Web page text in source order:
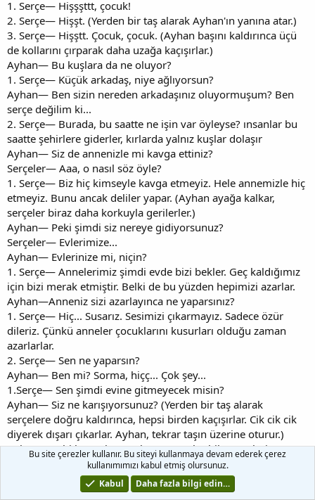
1. Serçe— Hişşşttt, çocuk!
2. Serçe— Hişşt. (Yerden bir taş alarak Ayhan'ın yanına atar.)
3. Serçe— Hişştt. Çocuk, çocuk. (Ayhan başını kaldırınca üçü
de kollarını çırparak daha uzağa kaçışırlar.)
Ayhan— Bu kuşlara da ne oluyor?
1. Serçe— Küçük arkadaş, niye ağlıyorsun?
Ayhan— Ben sizin nereden arkadaşınız oluyormuşum? Ben
serçe değilim ki...
2. Serçe— Burada, bu saatte ne işin var öyleyse? ınsanlar bu
saatte şehirlere giderler, kırlarda yalnız kuşlar dolaşır
Ayhan— Siz de annenizle mi kavga ettiniz?
Serçeler— Aaa, o nasıl söz öyle?
1. Serçe— Biz hiç kimseyle kavga etmeyiz. Hele annemizle hiç
etmeyiz. Bunu ancak deliler yapar. (Ayhan ayağa kalkar,
serçeler biraz daha korkuyla gerilerler.)
Ayhan— Peki şimdi siz nereye gidiyorsunuz?
Serçeler— Evlerimize...
Ayhan— Evlerinize mi, niçin?
1. Serçe— Annelerimiz şimdi evde bizi bekler. Geç kaldığımız
için bizi merak etmiştir. Belki de bu yüzden hepimizi azarlar.
Ayhan—Anneniz sizi azarlayınca ne yaparsınız?
1. Serçe— Hiç... Susarız. Sesimizi çıkarmayız. Sadece özür
dileriz. Çünkü anneler çocuklarını kusurları olduğu zaman
azarlarlar.
2. Serçe— Sen ne yaparsın?
Ayhan— Ben mi? Sorma, hiçç... Çok şey...
1.Serçe— Sen şimdi evine gitmeyecek misin?
Ayhan— Siz ne karışıyorsunuz? (Yerden bir taş alarak
serçelere doğru kaldırınca, hepsi birden kaçışırlar. Cik cik cik
diyerek dışarı çıkarlar. Ayhan, tekrar taşın üzerine oturur.)
Ayhan— Sahi be. . Akşam oluyor... Kuşlar bile annelerine
gidiyorlar. Keşke annemi darıltmasaydım. şimdi gitsem bile
belki de beni istemez, kızar, darılır. Gece nerede yatarım ben?
(Uzaktan çıngırak sesleri duyulmaya başlar. Sesler yavaş yavaş
Bu site çerezler kullanır. Bu siteyi kullanmaya devam ederek çerez
kullanımımızı kabul etmiş olursunuz.
Kabul
Daha fazla bilgi edin…